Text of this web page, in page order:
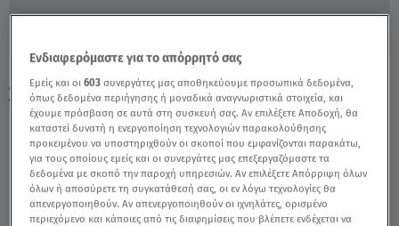
Ζυγός Σήμερα 23/02/22: Οι Προβλέψεις
Της Άσης Μπήλιου - Video
Ενδιαφερόμαστε για το απόρρητό σας
Εμείς και οι603 συνεργάτες μας αποθηκεύουμε προσωπικά δεδομένα,
όπως δεδομένα περιήγησης ή μοναδικά αναγνωριστικά στοιχεία, και
έχουμε πρόσβαση σε αυτά στη συσκευή σας. Αν επιλέξετε Αποδοχή, θα
καταστεί δυνατή η ενεργοποίηση τεχνολογιών παρακολούθησης
προκειμένου να υποστηριχθούν οι σκοποί που εμφανίζονται παρακάτω,
για τους οποίους εμείς και οι συνεργάτες μας επεξεργαζόμαστε τα
δεδομένα με σκοπό την παροχή υπηρεσιών. Αν επιλέξετε Απόρριψη όλων
όλων ή αποσύρετε τη συγκατάθεσή σας, οι εν λόγω τεχνολογίες θα
απενεργοποιηθούν. Αν απενεργοποιηθούν οι ιχνηλάτες, ορισμένο
περιεχόμενο και κάποιες από τις διαφημίσεις που βλέπετε ενδέχεται να